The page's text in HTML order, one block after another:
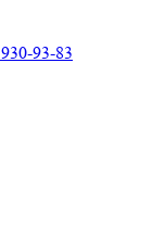
93-83